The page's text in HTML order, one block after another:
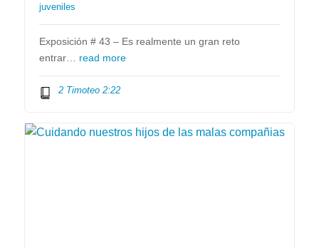
juveniles
Exposición # 43 – Es realmente un gran reto
entrar… read more
2 Timoteo 2:22